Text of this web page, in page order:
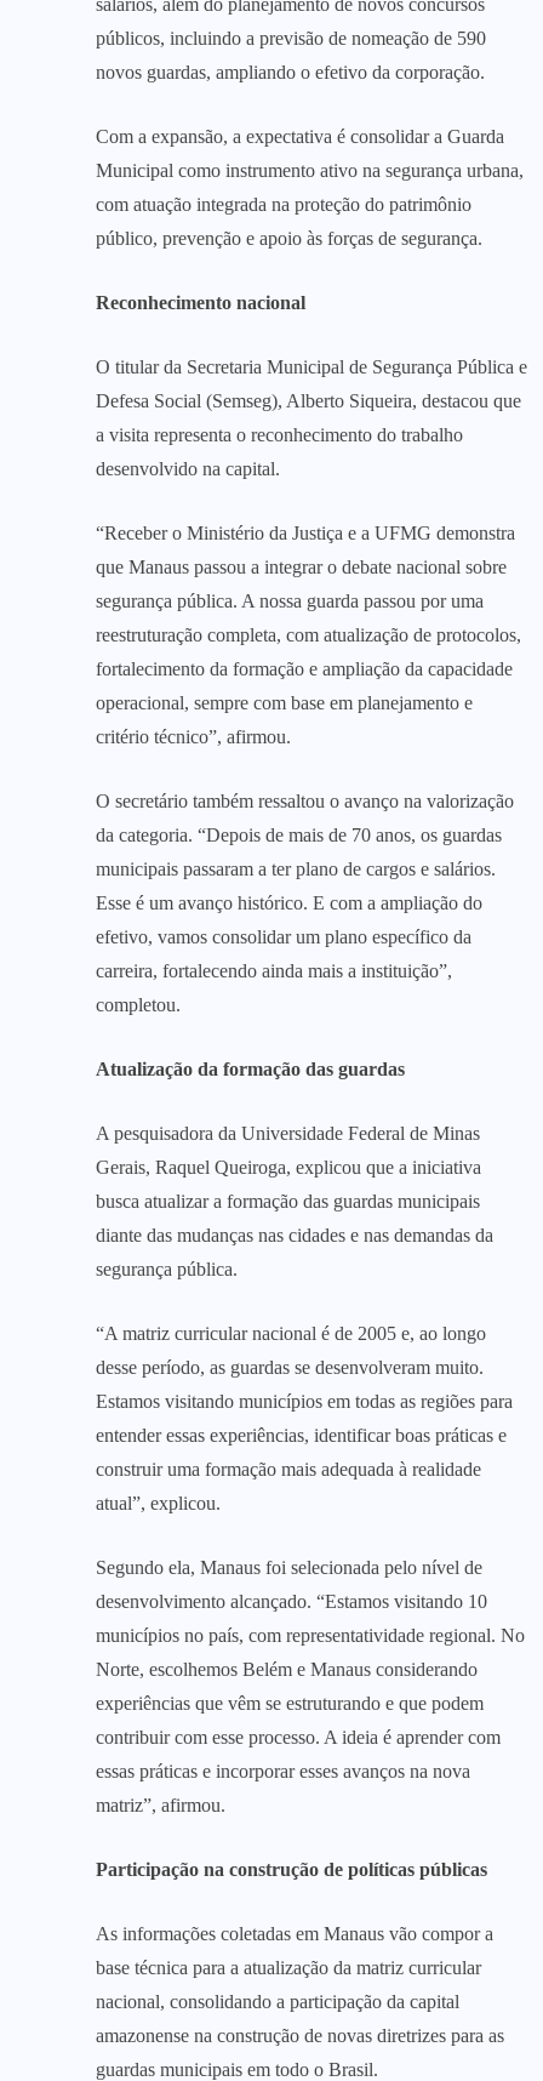
públicos, incluindo a previsão de nomeação de 590
novos guardas, ampliando o efetivo da corporação.
Com a expansão, a expectativa é consolidar a Guarda
Municipal como instrumento ativo na segurança urbana,
com atuação integrada na proteção do patrimônio
público, prevenção e apoio às forças de segurança.
Reconhecimento nacional
O titular da Secretaria Municipal de Segurança Pública e
Defesa Social (Semseg), Alberto Siqueira, destacou que
a visita representa o reconhecimento do trabalho
desenvolvido na capital.
“Receber o Ministério da Justiça e a UFMG demonstra
que Manaus passou a integrar o debate nacional sobre
segurança pública. A nossa guarda passou por uma
reestruturação completa, com atualização de protocolos,
fortalecimento da formação e ampliação da capacidade
operacional, sempre com base em planejamento e
critério técnico”, afirmou.
O secretário também ressaltou o avanço na valorização
da categoria. “Depois de mais de 70 anos, os guardas
municipais passaram a ter plano de cargos e salários.
Esse é um avanço histórico. E com a ampliação do
efetivo, vamos consolidar um plano específico da
carreira, fortalecendo ainda mais a instituição”,
completou.
Atualização da formação das guardas
A pesquisadora da Universidade Federal de Minas
Gerais, Raquel Queiroga, explicou que a iniciativa
busca atualizar a formação das guardas municipais
diante das mudanças nas cidades e nas demandas da
segurança pública.
“A matriz curricular nacional é de 2005 e, ao longo
desse período, as guardas se desenvolveram muito.
Estamos visitando municípios em todas as regiões para
entender essas experiências, identificar boas práticas e
construir uma formação mais adequada à realidade
atual”, explicou.
Segundo ela, Manaus foi selecionada pelo nível de
desenvolvimento alcançado. “Estamos visitando 10
municípios no país, com representatividade regional. No
Norte, escolhemos Belém e Manaus considerando
experiências que vêm se estruturando e que podem
contribuir com esse processo. A ideia é aprender com
essas práticas e incorporar esses avanços na nova
matriz”, afirmou.
Participação na construção de políticas públicas
As informações coletadas em Manaus vão compor a
base técnica para a atualização da matriz curricular
nacional, consolidando a participação da capital
amazonense na construção de novas diretrizes para as
guardas municipais em todo o Brasil.